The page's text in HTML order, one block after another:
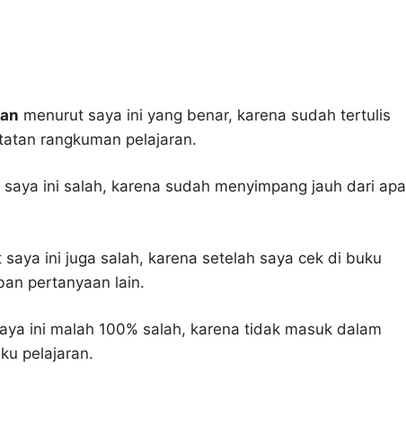
menurut saya ini yang benar, karena sudah tertulis
rangkuman pelajaran.
saya ini salah, karena sudah menyimpang jauh dari apa
saya ini juga salah, karena setelah saya cek di buku
pertanyaan lain.
ini malah 100% salah, karena tidak masuk dalam
pelajaran.